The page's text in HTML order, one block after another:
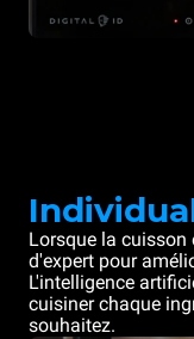
Lorsque la cuisson
d'expert pour
L'intelligence
cuisiner chaque
souhaitez.